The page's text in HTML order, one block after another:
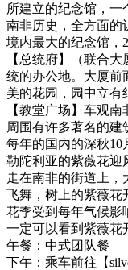
所建立的纪念馆，
南非历史，全方面的
境内最大的纪念馆，
【总统府】（联合
统的办公地。大厦前
美的花园，园中立有
【教堂广场】车观
周围有许多著名的建
每年的国内的深秋10
勒陀利亚的紫薇花迎
走在南非的街道上，
飞舞，树上的紫薇花
花季受到每年气候影
一定可以看到紫薇花
午餐：中式团队餐
下午：乘车前往【